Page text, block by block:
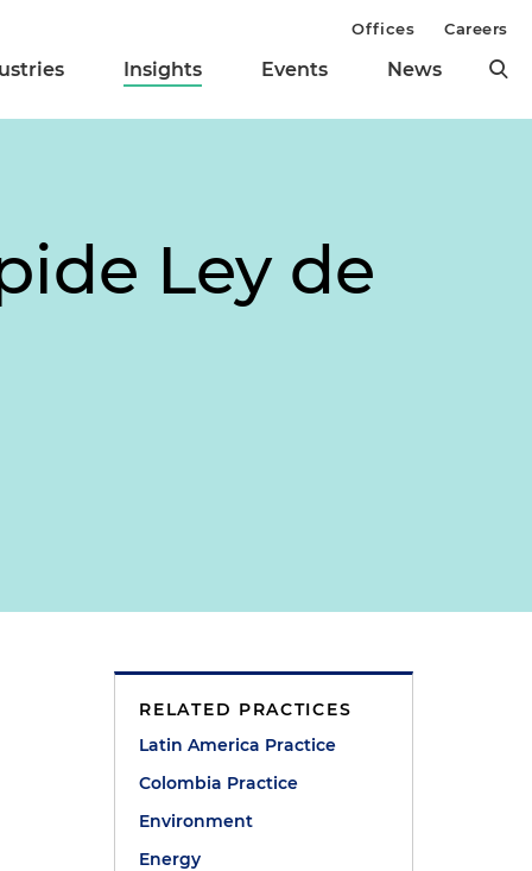
Insights Events News
Offices Careers
Ley de
RELATED PRACTICES
Latin America Practice
Colombia Practice
Environment
Energy